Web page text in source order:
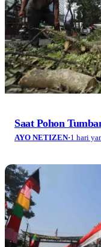
Saat Pohon
AYO NETIZEN·1 hari